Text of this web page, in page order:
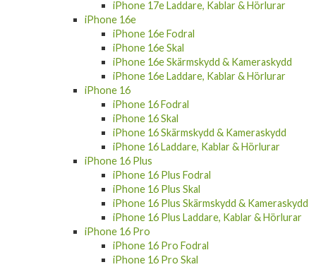
iPhone 17e Laddare, Kablar & Hörlurar
iPhone 16e
iPhone 16e Fodral
iPhone 16e Skal
iPhone 16e Skärmskydd & Kameraskydd
iPhone 16e Laddare, Kablar & Hörlurar
iPhone 16
iPhone 16 Fodral
iPhone 16 Skal
iPhone 16 Skärmskydd & Kameraskydd
iPhone 16 Laddare, Kablar & Hörlurar
iPhone 16 Plus
iPhone 16 Plus Fodral
iPhone 16 Plus Skal
iPhone 16 Plus Skärmskydd & Kameraskydd
iPhone 16 Plus Laddare, Kablar & Hörlurar
iPhone 16 Pro
iPhone 16 Pro Fodral
iPhone 16 Pro Skal